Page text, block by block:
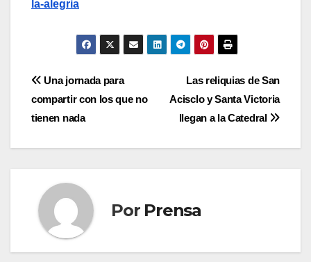
la-alegria
Navegación
de
entradas
Las reliquias de San
Acisclo y Santa Victoria
llegan a la Catedral
Una jornada para
compartir con los que no
tienen nada
Por Prensa